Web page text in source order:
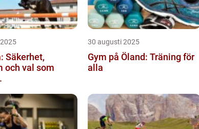
Säkerhet,
och val som
30 augusti 2025
Gym på Öland: Träning för
alla